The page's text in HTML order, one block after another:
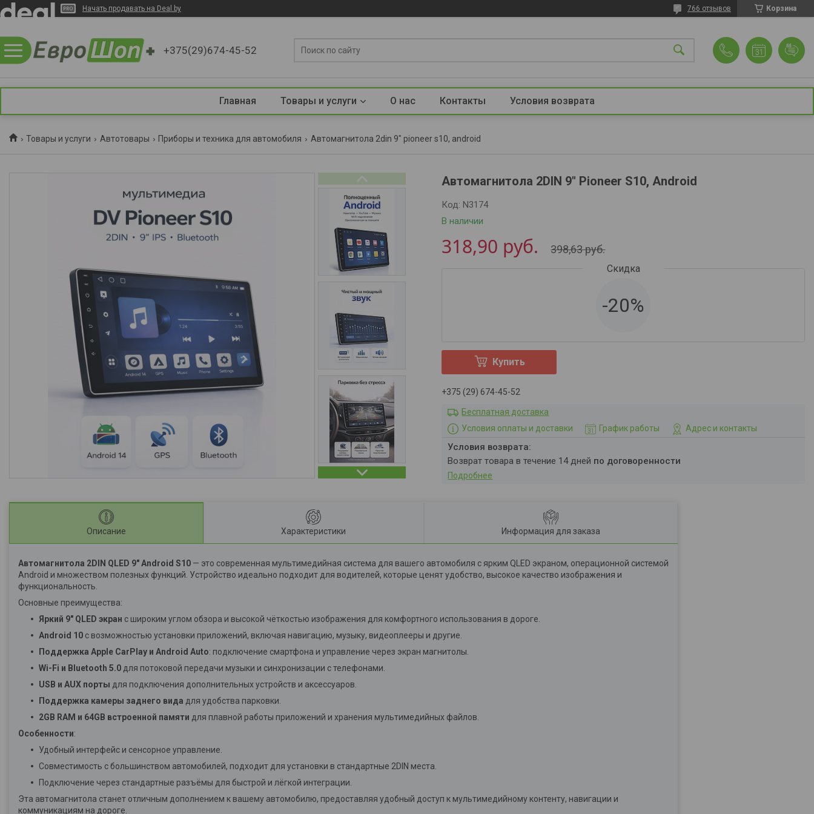
Начать продавать на Deal.by Корзина
766 отзывов
+375(29)674-45-52
Главная Товары и услуги О нас Контакты Условия возврата
Товары и услуги Автотовары Приборы и техника для автомобиля Автомагнитола 2din 9" pioneer s10, android
Автомагнитола 2DIN 9" Pioneer S10, Android
В наличии
Код: N3174
398,63руб.
318,90 руб.
-20%
Купить
+375 (29) 674-45-52
Бесплатная доставка
Условия оплаты и доставки
График работы Адрес и контакты
возврат товара в течение 14 дней по договоренности
Подробнее
Описание Характеристики Информация для заказа
Автомагнитола 2DIN QLED 9" Android S10 — это современная мультимедийная система для вашего автомобиля с ярким QLED экраном, операционной системой
Android и множеством полезных функций. Устройство идеально подходит для водителей, которые ценят удобство, высокое качество изображения и
функциональность.
Основные преимущества:
Яркий 9" QLED экран с широким углом обзора и высокой чёткостью изображения для комфортного использования в дороге.
Android 10 с возможностью установки приложений, включая навигацию, музыку, видеоплееры и другие.
Поддержка Apple CarPlay и Android Auto: подключение смартфона и управление через экран магнитолы.
Wi-Fi и Bluetooth 5.0 для потоковой передачи музыки и синхронизации с телефонами.
USB и AUX порты для подключения дополнительных устройств и аксессуаров.
Поддержка камеры заднего вида для удобства парковки.
2GB RAM и 64GB встроенной памяти для плавной работы приложений и хранения мультимедийных файлов.
Особенности:
Удобный интерфейс и сенсорное управление.
Совместимость с большинством автомобилей, подходит для установки в стандартные 2DIN места.
Подключение через стандартные разъёмы для быстрой и лёгкой интеграции.
Эта автомагнитола станет отличным дополнением к вашему автомобилю, предоставляя удобный доступ к мультимедийному контенту, навигации и
коммуникациям на дороге.